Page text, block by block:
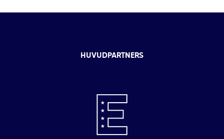
HUVUDPARTNERS